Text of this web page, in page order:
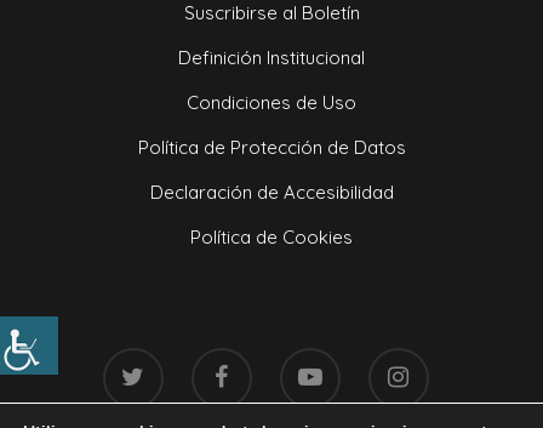
Suscribirse al Boletín
Definición Institucional
Condiciones de Uso
Política de Protección de Datos
Declaración de Accesibilidad
Política de Cookies